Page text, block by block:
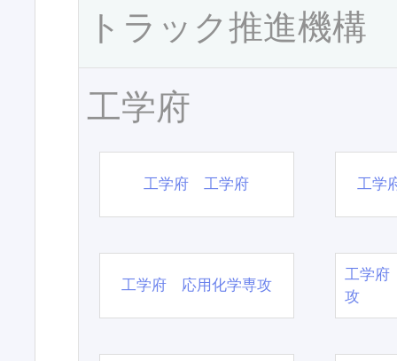
トラック推進機構
工学府
工学府 工学府 工学
工学府 応用化学専攻
工学府
攻